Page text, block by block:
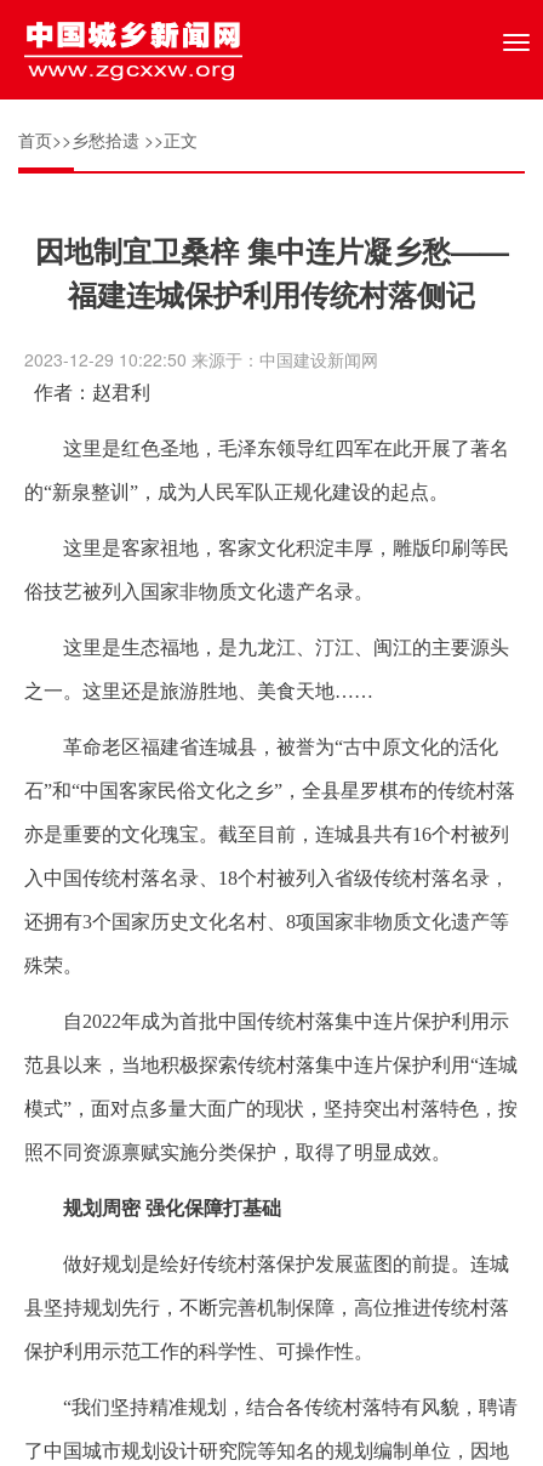
首页>>乡愁拾遗 >>正文
因地制宜卫桑梓 集中连片凝乡愁——
福建连城保护利用传统村落侧记
2023-12-29 10:22:50 来源于：中国建设新闻网
作者：赵君利
这里是红色圣地，毛泽东领导红四军在此开展了著名
的“新泉整训”，成为人民军队正规化建设的起点。
这里是客家祖地，客家文化积淀丰厚，雕版印刷等民
俗技艺被列入国家非物质文化遗产名录。
这里是生态福地，是九龙江、汀江、闽江的主要源头
之一。这里还是旅游胜地、美食天地……
革命老区福建省连城县，被誉为“古中原文化的活化
石”和“中国客家民俗文化之乡”，全县星罗棋布的传统村落
亦是重要的文化瑰宝。截至目前，连城县共有16个村被列
入中国传统村落名录、18个村被列入省级传统村落名录，
还拥有3个国家历史文化名村、8项国家非物质文化遗产等
殊荣。
自2022年成为首批中国传统村落集中连片保护利用示
范县以来，当地积极探索传统村落集中连片保护利用“连城
模式”，面对点多量大面广的现状，坚持突出村落特色，按
照不同资源禀赋实施分类保护，取得了明显成效。
规划周密 强化保障打基础
做好规划是绘好传统村落保护发展蓝图的前提。连城
县坚持规划先行，不断完善机制保障，高位推进传统村落
保护利用示范工作的科学性、可操作性。
“我们坚持精准规划，结合各传统村落特有风貌，聘请
了中国城市规划设计研究院等知名的规划编制单位，因地